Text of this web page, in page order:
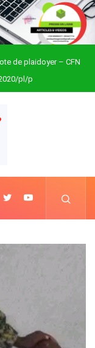
de plaidoyer – CFN
pl/p